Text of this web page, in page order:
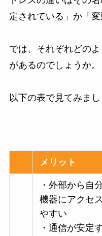
定されている」か「
では、それぞれどの
があるのでしょうか。
以下の表で見てみまし
メリット
・外部から自
機器にアクセ
やすい
・通信が安定